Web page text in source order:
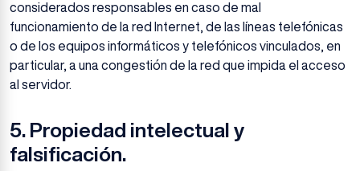
considerados responsables en caso de mal
funcionamiento de la red Internet, de las líneas telefónicas
o de los equipos informáticos y telefónicos vinculados, en
particular, a una congestión de la red que impida el acceso
al servidor.
5. Propiedad intelectual y
falsificación.